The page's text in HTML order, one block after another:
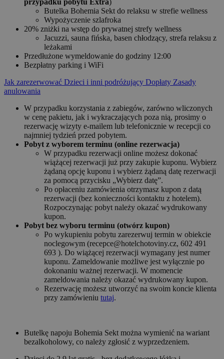
przypadku pobytu Extra)
Butelka Bohemia Sekt do relaksu w strefie wellness
Wypożyczenie szlafroka
20% zniżki na wstęp do prywatnej strefy wellness
Jacuzzi, sauna fińska, basen chłodzący, strefa relaksu z
leżakami
Przedłużone wymeldowanie do godziny 12:00
Bezpłatny parking i WiFi
Jak zarezerwować Dzieci i inni podróżujący Dopłaty Zasady
anulowania
W przypadku korzystania z zabiegów, zarówno wliczonych
w cenę pakietu, jak i wykraczających poza nią, prosimy o
rezerwację wizyty e-mailem lub telefonicznie w recepcji co
najmniej tydzień przed pobytem.
Pobyt z wyborem terminu (online rezerwacja)
W przypadku rezerwacji online możesz dokonać
wiążącej rezerwacji już przy zakupie kuponu. Wybierz
żądaną opcję kuponu i wybierz żądaną datę rezerwacji
za pomocą przycisku „Wybierz datę”.
Po opłaceniu zamówienia otrzymasz kupon z datą
rezerwacji (bez konieczności kontaktu z hotelem).
Rozpoczynając pobyt należy okazać wydrukowany
kupon.
Pobyt bez wyboru terminu (otwórz kupon)
Po wykupieniu pobytu zarezerwuj termin w obiekcie
noclegowym (recepce@hotelchotoviny.cz, 602 491
693 ). Do wiążącej rezerwacji wymagany jest numer
kuponu. Zameldowanie możliwe jest wyłącznie po
dokonaniu ważnej rezerwacji. W momencie
zameldowania należy okazać wydrukowany kupon.
Rezerwację możesz utworzyć na swoim koncie klienta
przy zamówieniu tutaj.
Butelkę napoju Bohemia Sekt można wymienić na wariant
bezalkoholowy, co należy zgłosić z wyprzedzeniem.